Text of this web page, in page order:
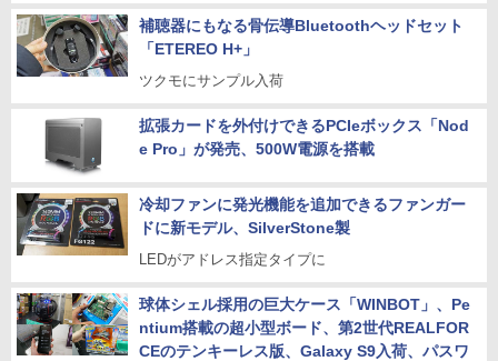
補聴器にもなる骨伝導Bluetoothヘッドセット
「ETEREO H+」
ツクモにサンプル入荷
拡張カードを外付けできるPCIeボックス「Nod
e Pro」が発売、500W電源を搭載
冷却ファンに発光機能を追加できるファンガー
ドに新モデル、SilverStone製
LEDがアドレス指定タイプに
球体シェル採用の巨大ケース「WINBOT」、Pe
ntium搭載の超小型ボード、第2世代REALFOR
CEのテンキーレス版、Galaxy S9入荷、パスワ